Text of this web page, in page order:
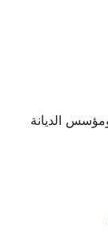
الديانة